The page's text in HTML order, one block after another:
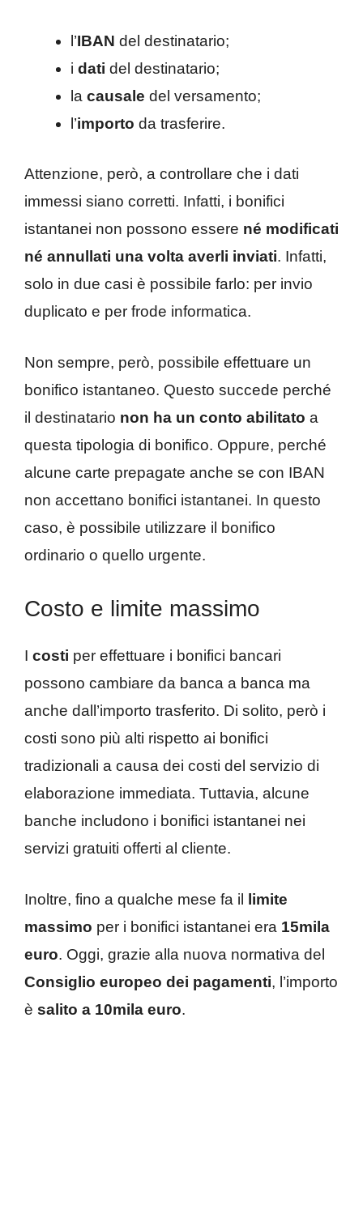
l’IBAN del destinatario;
i dati del destinatario;
la causale del versamento;
l’importo da trasferire.
Attenzione, però, a controllare che i dati
immessi siano corretti. Infatti, i bonifici
istantanei non possono essere né modificati
né annullati una volta averli inviati. Infatti,
solo in due casi è possibile farlo: per invio
duplicato e per frode informatica.
Non sempre, però, possibile effettuare un
bonifico istantaneo. Questo succede perché
il destinatario non ha un conto abilitato a
questa tipologia di bonifico. Oppure, perché
alcune carte prepagate anche se con IBAN
non accettano bonifici istantanei. In questo
caso, è possibile utilizzare il bonifico
ordinario o quello urgente.
Costo e limite massimo
I costi per effettuare i bonifici bancari
possono cambiare da banca a banca ma
anche dall’importo trasferito. Di solito, però i
costi sono più alti rispetto ai bonifici
tradizionali a causa dei costi del servizio di
elaborazione immediata. Tuttavia, alcune
banche includono i bonifici istantanei nei
servizi gratuiti offerti al cliente.
Inoltre, fino a qualche mese fa il
limite
massimo per i bonifici istantanei era 15mila
euro. Oggi, grazie alla nuova normativa del
Consiglio europeo dei pagamenti, l’importo
è salito a 10mila euro.